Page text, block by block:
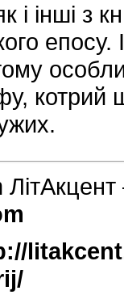
і інші